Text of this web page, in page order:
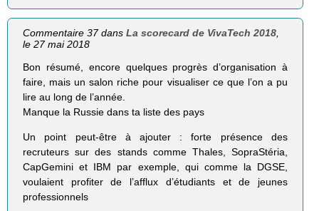
Commentaire 37 dansLa scorecard de VivaTech 2018
le 27 mai 2018
Bon résumé, encore quelques progrès d’organisation à
faire, mais un salon riche pour visualiser ce que l’on a pu
lire au long de l’année.
Manque la Russie dans ta liste des pays
Un point peut-être à ajouter : forte présence des
recruteurs sur des stands comme Thales, SopraStéria,
CapGemini et IBM par exemple, qui comme la DGSE,
voulaient profiter de l’afflux d’étudiants et de jeunes
professionnels